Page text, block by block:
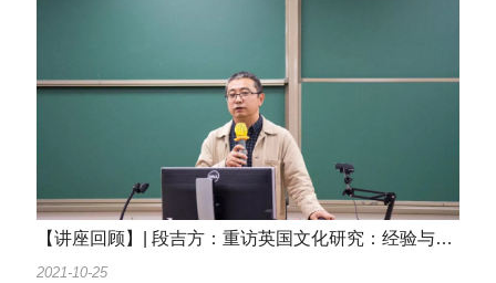
【讲座回顾】| 段吉方：重访英国文化研究：经验与启示
2021-10-25